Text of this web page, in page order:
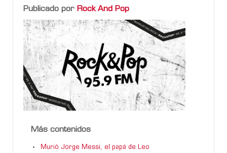
Publicado por Rock And Pop
Más contenidos
Murió Jorge Messi, el papá de Leo